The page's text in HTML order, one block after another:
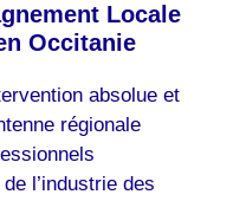
Locale
Occitanie
absolue et
régionale
l’industrie des